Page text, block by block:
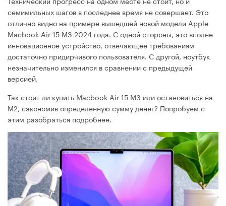
семимильных шагов в последнее время не совершает. Это
отлично видно на примере вышедшей новой модели Apple
Macbook Air 15 M3 2024 года. С одной стороны, это вполне
инновационное устройство, отвечающее требованиям
достаточно придирчивого пользователя. С другой, ноутбук
незначительно изменился в сравнении с предыдущей
версией.
Так стоит ли купить Macbook Air 15 M3 или остановиться на
M2, сэкономив определенную сумму денег? Попробуем с
этим разобраться подробнее.